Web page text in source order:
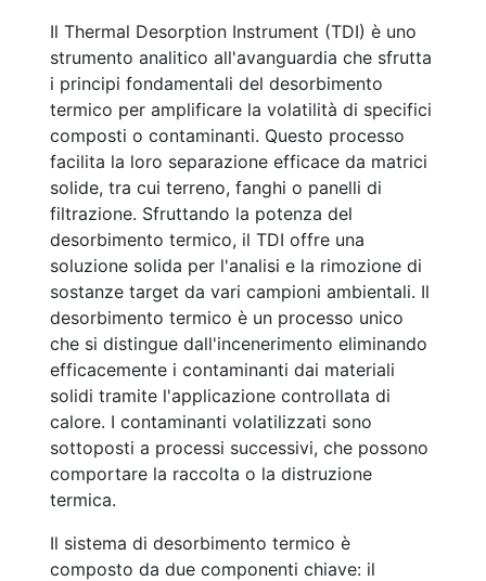
Il Thermal Desorption Instrument (TDI) è uno
strumento analitico all'avanguardia che sfrutta
i principi fondamentali del desorbimento
termico per amplificare la volatilità di specifici
composti o contaminanti. Questo processo
facilita la loro separazione efficace da matrici
solide, tra cui terreno, fanghi o panelli di
filtrazione. Sfruttando la potenza del
desorbimento termico, il TDI offre una
soluzione solida per l'analisi e la rimozione di
sostanze target da vari campioni ambientali. Il
desorbimento termico è un processo unico
che si distingue dall'incenerimento eliminando
efficacemente i contaminanti dai materiali
solidi tramite l'applicazione controllata di
calore. I contaminanti volatilizzati sono
sottoposti a processi successivi, che possono
comportare la raccolta o la distruzione
termica.
Il sistema di desorbimento termico è
composto da due componenti chiave: il